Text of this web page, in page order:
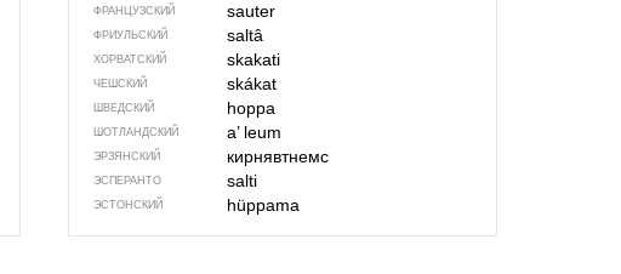
ФРАНЦУЗСКИЙ sauter
ФРИУЛЬСКИЙ saltâ
ХОРВАТСКИЙ skakati
ЧЕШСКИЙ skákat
ШВЕДСКИЙ hoppa
ШОТЛАНДСКИЙ a’ leum
ЭРЗЯНСКИЙ кирнявтнемс
ЭСПЕРАНТО salti
ЭСТОНСКИЙ hüppama